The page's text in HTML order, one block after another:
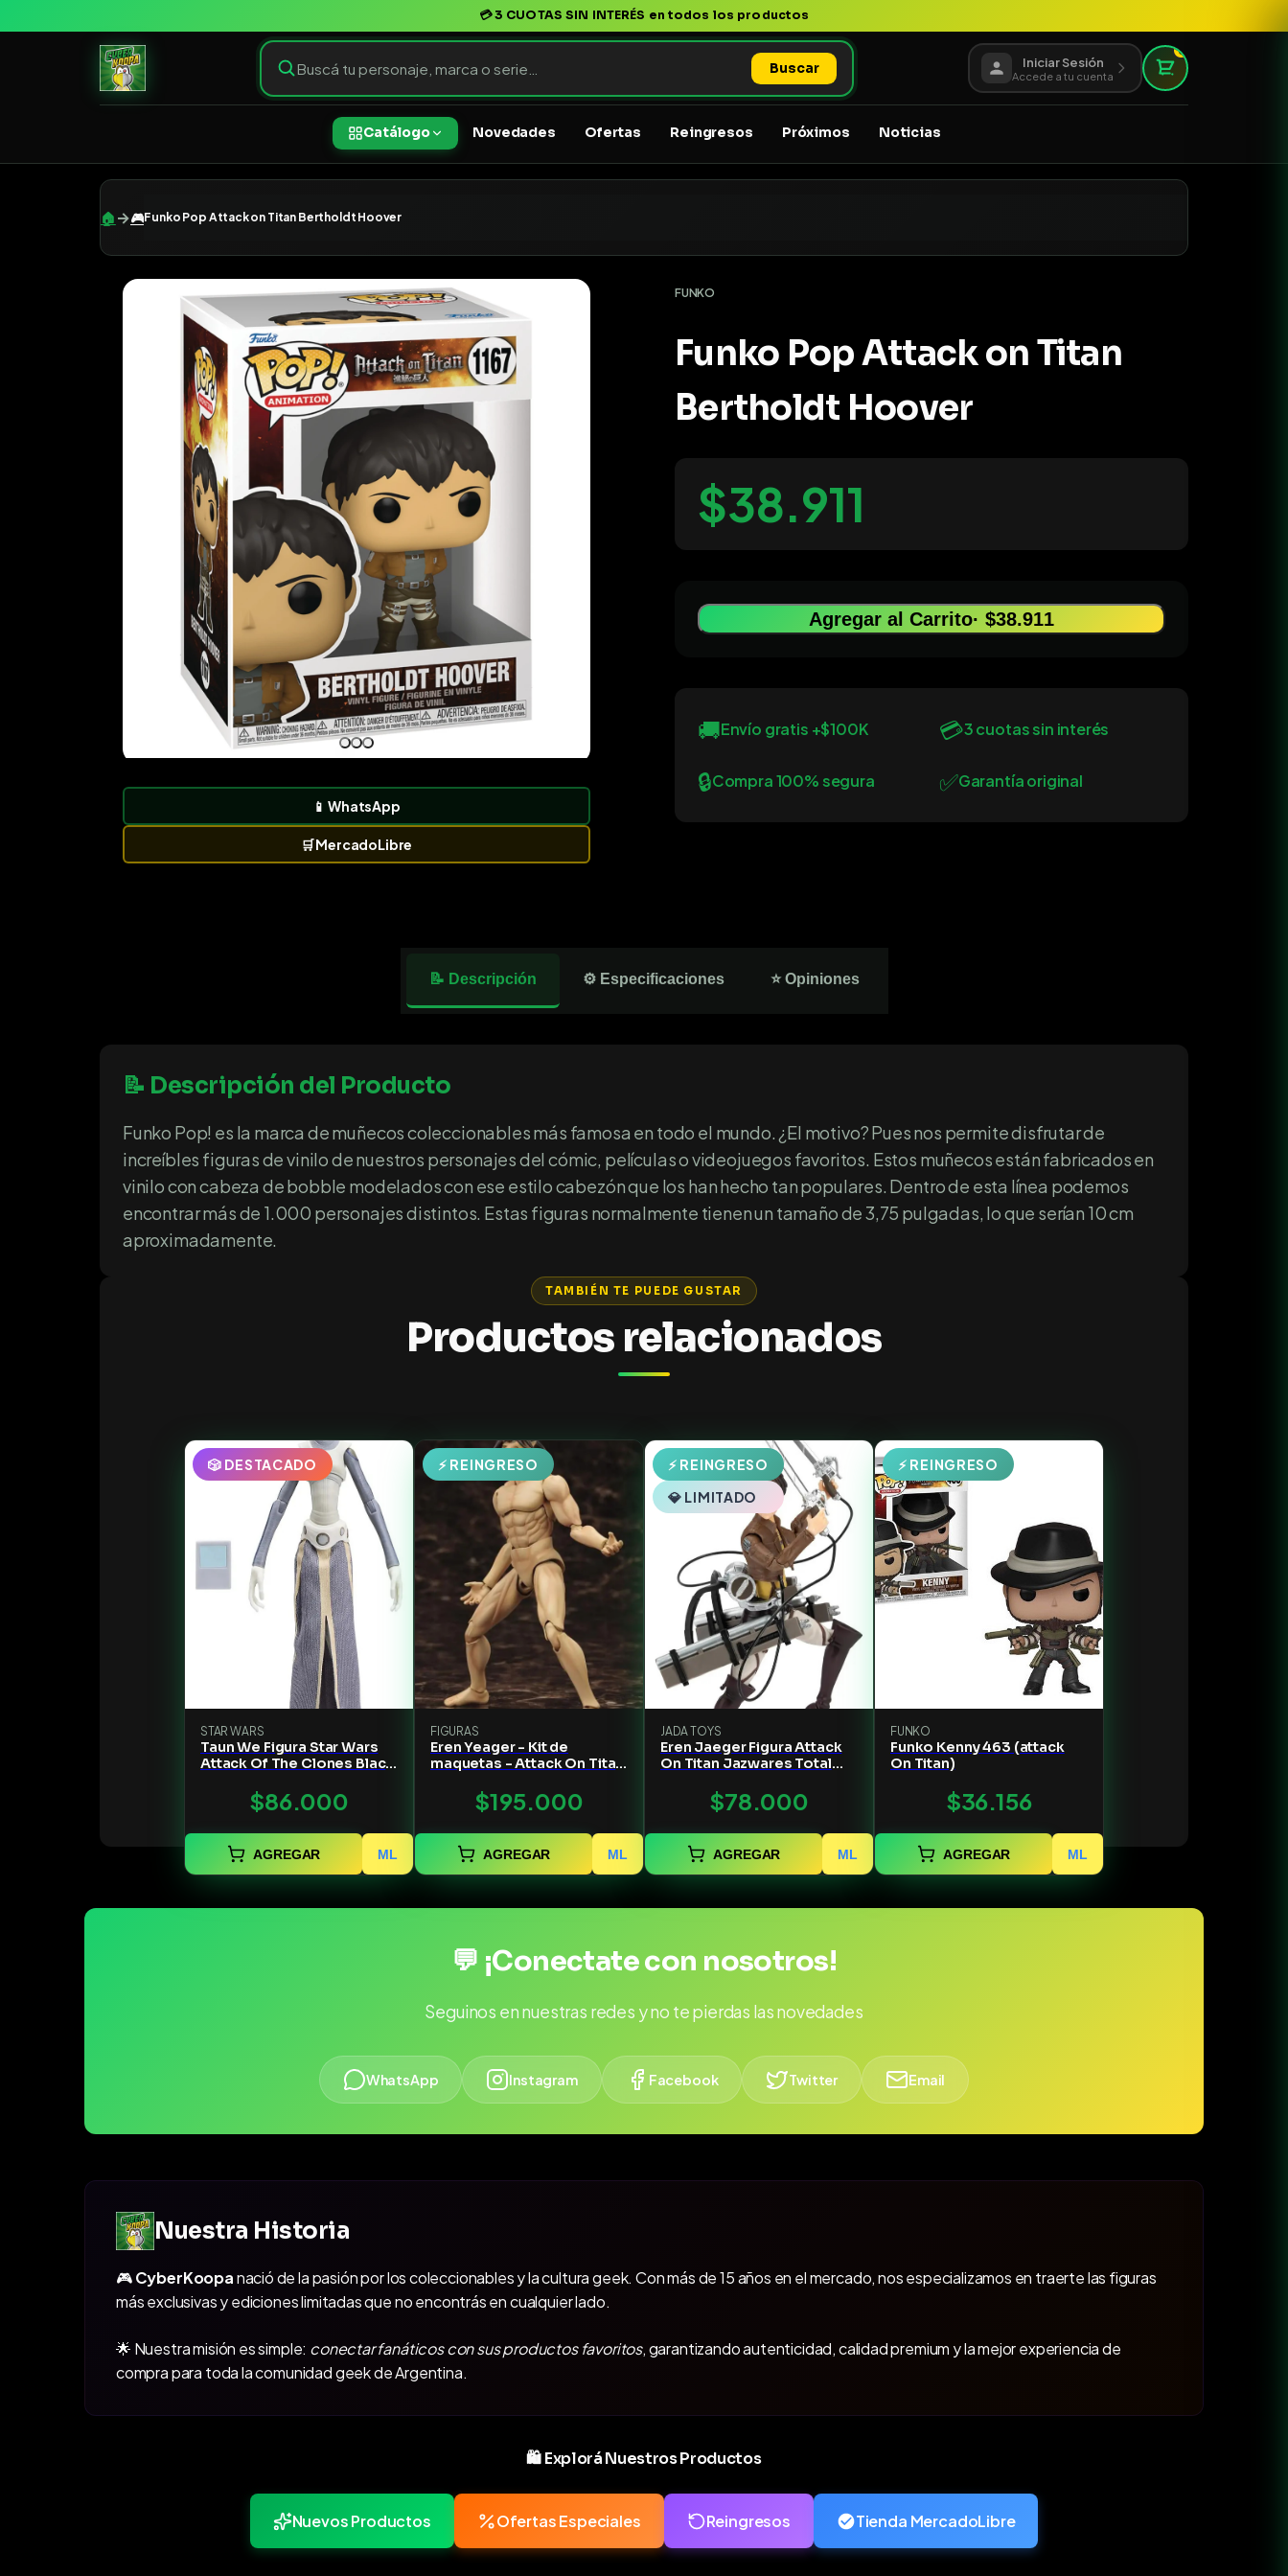
💳3 CUOTAS SIN INTERÉS en todos los productos
Buscar Iniciar Sesión
Accede a tu cuenta
0
Catálogo Novedades Ofertas Reingresos Próximos Noticias
🏠 →🎮Funko Pop Attack on Titan Bertholdt Hoover
📱WhatsApp
🛒MercadoLibre
FUNKO
Funko Pop Attack on Titan
Bertholdt Hoover
$38.911
Agregar al Carrito· $38.911
🚚Envío gratis +$100K 💳3 cuotas sin interés
🔒Compra 100% segura ✅Garantía original
📝 Descripción ⚙️ Especificaciones ⭐ Opiniones
📝 Descripción del Producto
Funko Pop! es la marca de muñecos coleccionables más famosa en todo el mundo. ¿El motivo? Pues nos permite disfrutar de
increíbles figuras de vinilo de nuestros personajes del cómic, películas o videojuegos favoritos. Estos muñecos están fabricados en
vinilo con cabeza de bobble modelados con ese estilo cabezón que los han hecho tan populares. Dentro de esta línea podemos
encontrar más de 1.000 personajes distintos. Estas figuras normalmente tienen un tamaño de 3,75 pulgadas, lo que serían 10 cm
aproximadamente.
TAMBIÉN TE PUEDE GUSTAR
Productos relacionados
🎲 DESTACADO
STAR WARS
Taun We Figura Star Wars
Attack Of The Clones Black
$86.000
AGREGAR ML
⚡ REINGRESO
FIGURAS
Eren Yeager - Kit de
maquetas - Attack On Titan
$195.000
AGREGAR ML
⚡ REINGRESO
💎 LIMITADO
JADA TOYS
Eren Jaeger Figura Attack
On Titan Jazwares Total
$78.000
AGREGAR ML
⚡ REINGRESO
FUNKO
Funko Kenny 463 (attack
On Titan)
$36.156
AGREGAR ML
💬 ¡Conectate con nosotros!
Seguinos en nuestras redes y no te pierdas las novedades
WhatsApp Instagram Facebook Twitter Email
Nuestra Historia
🎮CyberKoopanació de la pasión por los coleccionables y la cultura geek. Con más de 15 años en el mercado, nos especializamos en traerte las figuras
más exclusivas y ediciones limitadas que no encontrás en cualquier lado.
🌟 Nuestra misión es simple: conectar fanáticos con sus productos favoritos, garantizando autenticidad, calidad premium y la mejor experiencia de
compra para toda la comunidad geek de Argentina.
🛍️ Explorá Nuestros Productos
Nuevos Productos Ofertas Especiales Reingresos Tienda MercadoLibre